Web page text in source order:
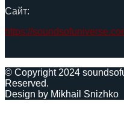
Сайт:
https://
© Copyright 2024
Reserved.
Design by Mikhail Snizhko